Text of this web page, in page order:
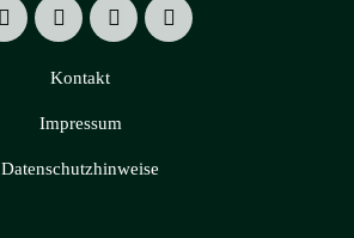
Kontakt
Impressum
Datenschutzhinweise